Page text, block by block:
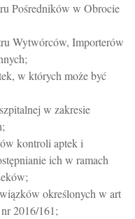
Pośredników w Obrocie
Wytwórców, Importerów
w których może być
w zakresie
kontroli aptek i
ich w ramach
określonych w art
2016/161;